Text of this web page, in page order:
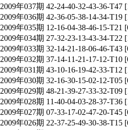
2009年037期 42-24-40-32-43-36-
2009年036期 42-36-05-38-14-34-
2009年035期 12-16-04-38-46-15-
2009年034期 27-32-23-13-43-34-
2009年033期 32-14-21-18-06-46-
2009年032期 37-14-11-21-17-12-
2009年031期 43-10-16-19-42-33-
2009年030期 32-16-30-15-02-12-
2009年029期 48-21-39-27-33-32-
2009年028期 11-40-04-03-28-37-
2009年027期 07-33-17-02-47-20-
2009年026期 22-37-25-49-30-38-